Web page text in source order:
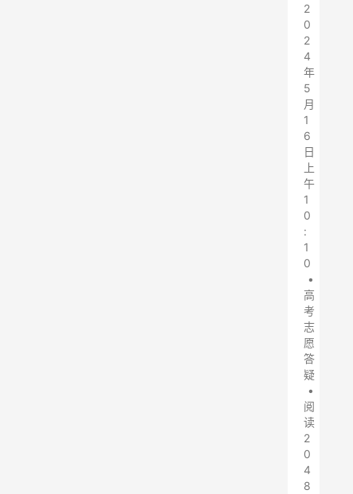
2
0
2
4
年
5
月
1
6
日
上
午
1
0
:
1
0
•
高
考
志
愿
答
疑
•
阅
读
2
0
4
8